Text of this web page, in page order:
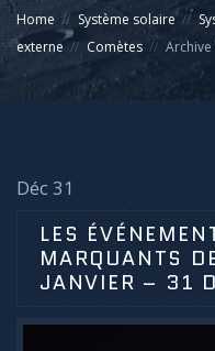
Home Système solaire
externe
Comètes
Déc 31
LES
MARQUANTS
JANVIER – 31